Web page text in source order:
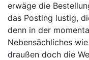
erwäge die
das Posting lustig,
denn in der
Nebensächliches
draußen doch die